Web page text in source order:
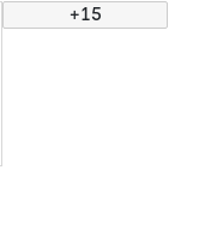
+15